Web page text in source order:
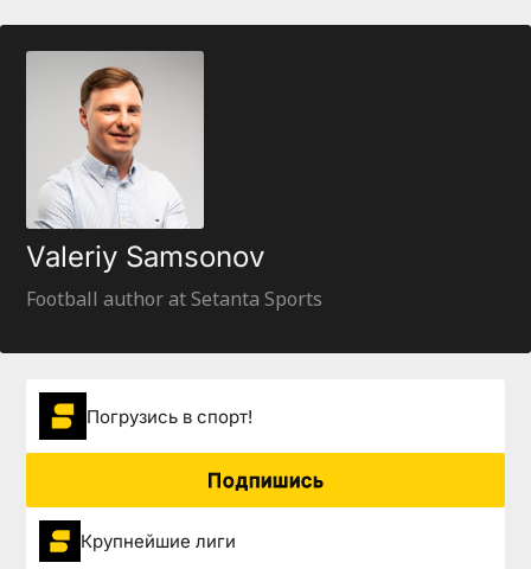
Valeriy Samsonov
Football author at Setanta Sports
Погрузиcь в спорт!
Подпишись
Крупнейшие лиги